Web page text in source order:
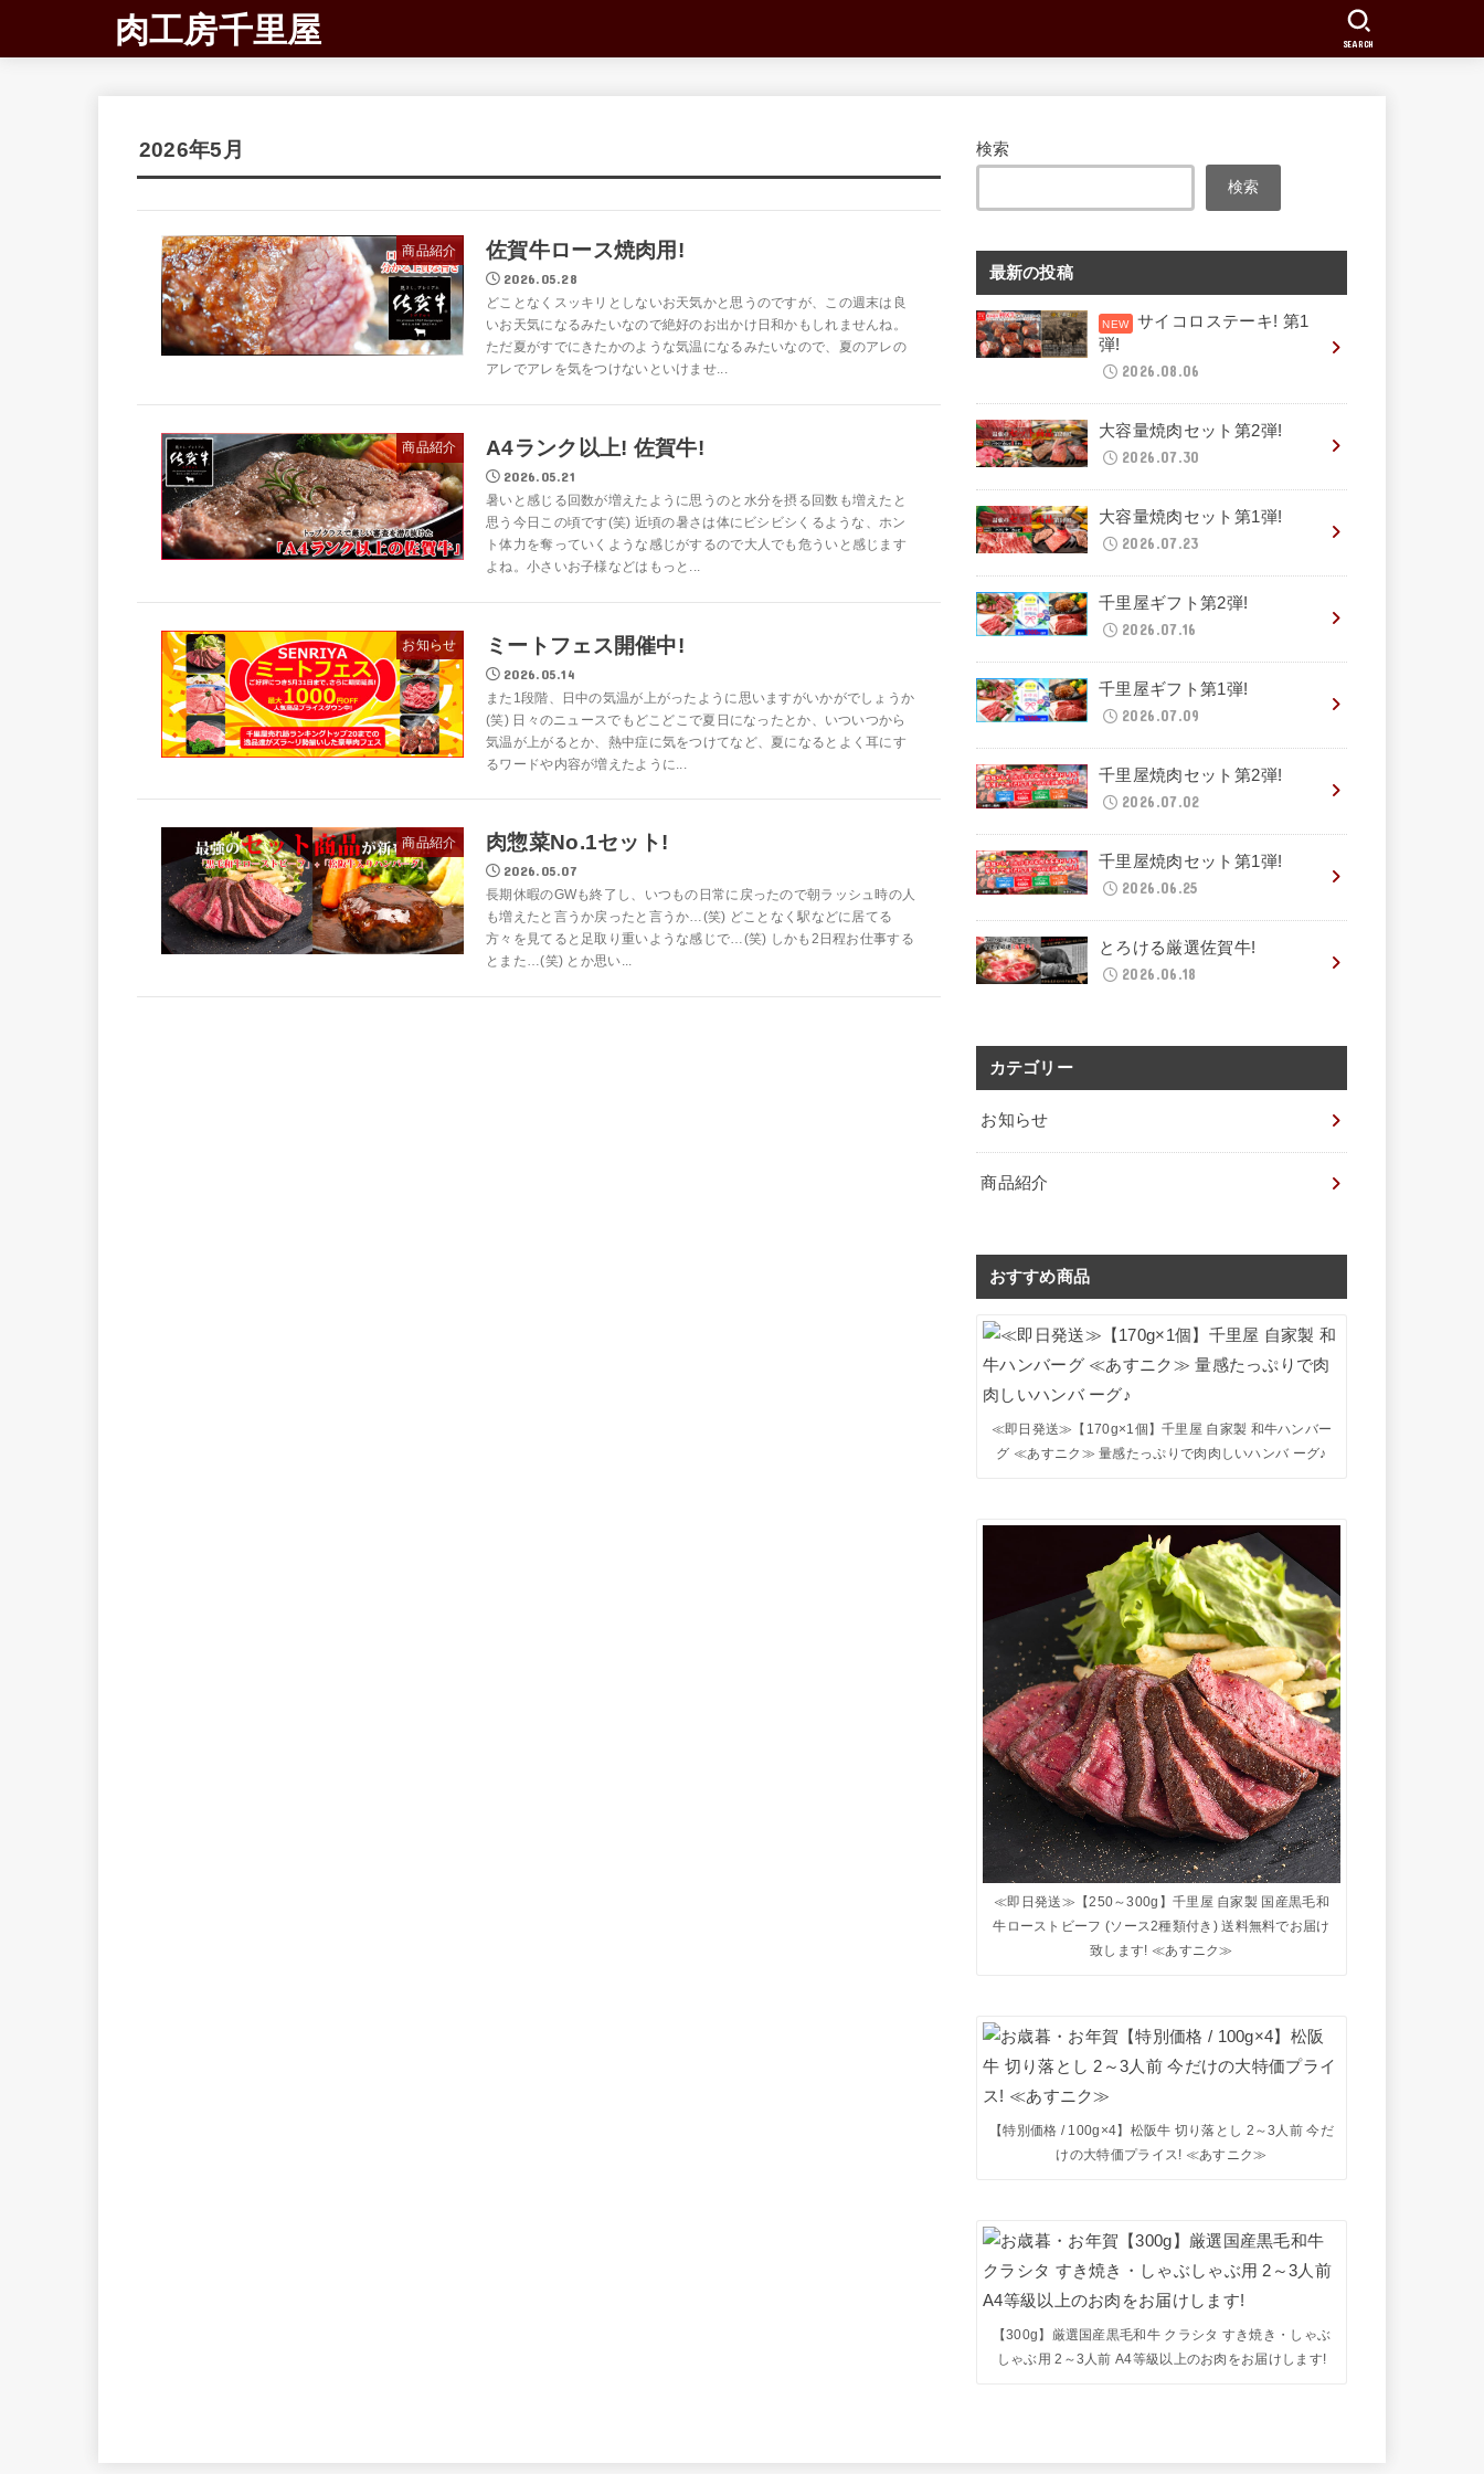
肉工房千里屋 SEARCH
2026年5月
商品紹介 佐賀牛ロース焼肉用!
2026.05.28
どことなくスッキリとしないお天気かと思うのですが、この週末は良
いお天気になるみたいなので絶好のお出かけ日和かもしれませんね。
ただ夏がすでにきたかのような気温になるみたいなので、夏のアレの
アレでアレを気をつけないといけませ...
商品紹介 A4ランク以上! 佐賀牛!
2026.05.21
暑いと感じる回数が増えたように思うのと水分を摂る回数も増えたと
思う今日この頃です(笑) 近頃の暑さは体にビシビシくるような、ホン
ト体力を奪っていくような感じがするので大人でも危ういと感じます
よね。小さいお子様などはもっと...
お知らせ ミートフェス開催中!
2026.05.14
また1段階、日中の気温が上がったように思いますがいかがでしょうか
(笑) 日々のニュースでもどこどこで夏日になったとか、いついつから
気温が上がるとか、熱中症に気をつけてなど、夏になるとよく耳にす
るワードや内容が増えたように...
商品紹介 肉惣菜No.1セット!
2026.05.07
長期休暇のGWも終了し、いつもの日常に戻ったので朝ラッシュ時の人
も増えたと言うか戻ったと言うか…(笑) どことなく駅などに居てる
方々を見てると足取り重いような感じで…(笑) しかも2日程お仕事する
とまた…(笑) とか思い...
検索
検索
最新の投稿
サイコロステーキ! 第1
弾!
2026.08.06
大容量焼肉セット第2弾!
2026.07.30
大容量焼肉セット第1弾!
2026.07.23
千里屋ギフト第2弾!
2026.07.16
千里屋ギフト第1弾!
2026.07.09
千里屋焼肉セット第2弾!
2026.07.02
千里屋焼肉セット第1弾!
2026.06.25
とろける厳選佐賀牛!
2026.06.18
カテゴリー
お知らせ
商品紹介
おすすめ商品
≪即日発送≫【170g×1個】千里屋 自家製 和牛ハンバー
グ ≪あすニク≫ 量感たっぷりで肉肉しいハンバ ーグ♪
≪即日発送≫【250～300g】千里屋 自家製 国産黒毛和
牛ローストビーフ (ソース2種類付き) 送料無料でお届け
致します! ≪あすニク≫
【特別価格 / 100g×4】松阪牛 切り落とし 2～3人前 今だ
けの大特価プライス! ≪あすニク≫
【300g】厳選国産黒毛和牛 クラシタ すき焼き・しゃぶ
しゃぶ用 2～3人前 A4等級以上のお肉をお届けします!